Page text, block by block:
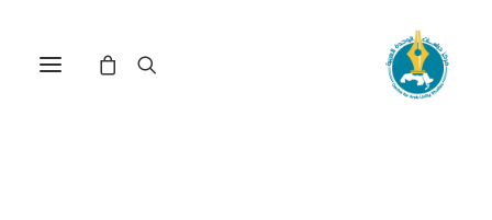
مركز دراسات الوحدة العربية